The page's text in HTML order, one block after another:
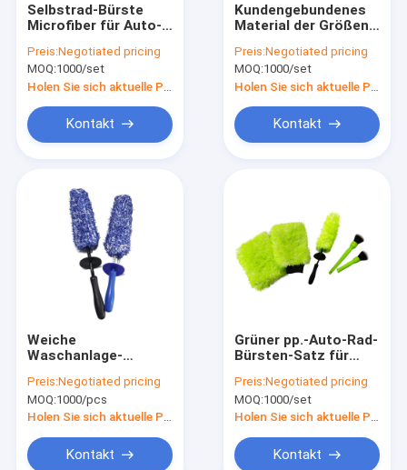
Selbstrad-Bürste
Microfiber für Auto-
Preis:Negotiated pricing
MOQ:1000/set
Kontakt
Kundengebundenes
Material der Größen-
Reinigungs-Bürsten-
pp.
Preis:Negotiated pricing
MOQ:1000/set
Kontakt
Weiche
Waschanlage-
pp. Microfiber
besonders
angefertigt
Preis:Negotiated pricing
MOQ:1000/pcs
Kontakt
Grüner pp.-Auto-Rad-
Bürsten-Satz für
Autopflege
Preis:Negotiated pricing
MOQ:1000/set
Kontakt